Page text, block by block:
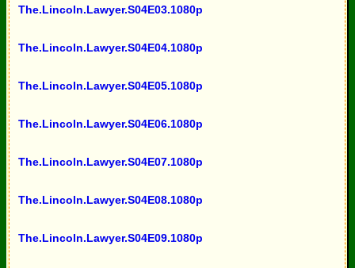
The.Lincoln.Lawyer.S04E03.1080p
The.Lincoln.Lawyer.S04E04.1080p
The.Lincoln.Lawyer.S04E05.1080p
The.Lincoln.Lawyer.S04E06.1080p
The.Lincoln.Lawyer.S04E07.1080p
The.Lincoln.Lawyer.S04E08.1080p
The.Lincoln.Lawyer.S04E09.1080p